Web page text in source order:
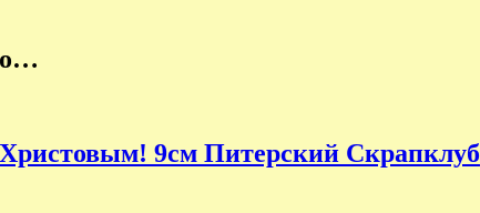
9см Питерский Скрапклуб